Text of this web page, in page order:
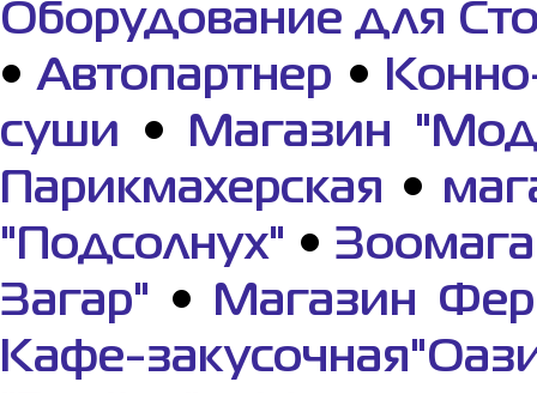
Оборудование для
•Автопартнер •
суши •
Магазин
Парикмахерская •
"Подсолнух" •
Загар" •
Магазин
Кафе-